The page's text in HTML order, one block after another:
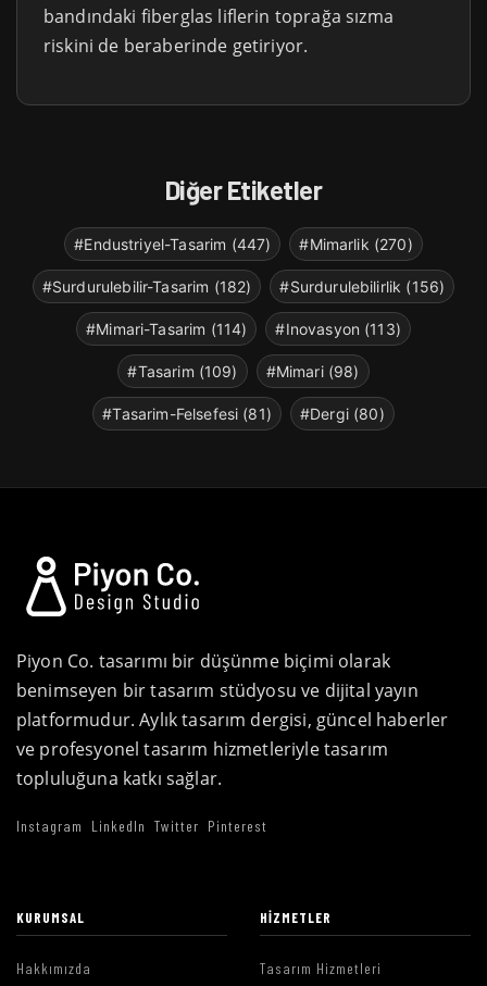
bandındaki fiberglas liflerin toprağa sızma
riskini de beraberinde getiriyor.
Diğer Etiketler
#Endustriyel-Tasarim (447) #Mimarlik (270)
#Surdurulebilir-Tasarim (182) #Surdurulebilirlik (156)
#Mimari-Tasarim (114) #Inovasyon (113)
#Tasarim (109) #Mimari (98)
#Tasarim-Felsefesi (81) #Dergi (80)
Piyon Co. tasarımı bir düşünme biçimi olarak
benimseyen bir tasarım stüdyosu ve dijital yayın
platformudur. Aylık tasarım dergisi, güncel haberler
ve profesyonel tasarım hizmetleriyle tasarım
topluluğuna katkı sağlar.
Instagram LinkedIn Twitter Pinterest
KURUMSAL
Hakkımızda
HIZMETLER
Tasarım Hizmetleri